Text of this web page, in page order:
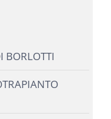
BORLOTTI